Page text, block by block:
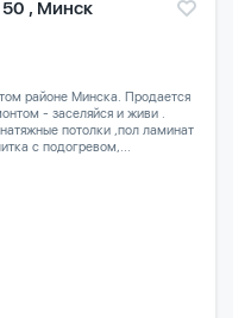
50 , Минск
районе Минска. Продается
- заселяйся и живи .
потолки ,пол ламинат
с подогревом,...